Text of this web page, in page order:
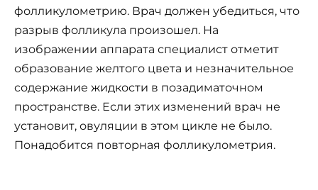
фолликулометрию. Врач должен убедиться, что
разрыв фолликула произошел. На
изображении аппарата специалист отметит
образование желтого цвета и незначительное
содержание жидкости в позадиматочном
пространстве. Если этих изменений врач не
установит, овуляции в этом цикле не было.
Понадобится повторная фолликулометрия.